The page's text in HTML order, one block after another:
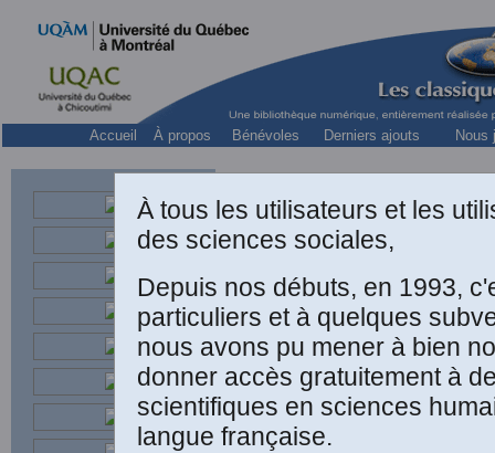
Accueil À propos Bénévoles Derniers ajouts Nous
choisis
À tous les utilisateurs et les
des sciences sociales,
Depuis nos débuts, en 1993,
particuliers et à quelques
nous avons pu mener à bien
donner accès gratuitement à
scientifiques en sciences
langue française.